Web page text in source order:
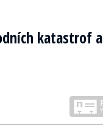
katastrof a